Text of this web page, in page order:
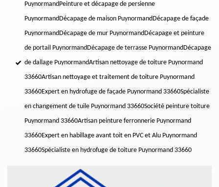
PuynormandPeinture et décapage de persienne
PuynormandDécapage de maison PuynormandDécapage de façade
PuynormandDécapage de mur PuynormandDécapage et peinture
de portail PuynormandDécapage de terrasse PuynormandDécapage
de dallage PuynormandArtisan nettoyage de toiture Puynormand
33660Artisan nettoyage et traitement de toiture Puynormand
33660Expert en hydrofuge de façade Puynormand 33660Spécialiste
en changement de tuile Puynormand 33660Société peinture toiture
Puynormand 33660Artisan peinture ferronnerie Puynormand
33660Expert en habillage avant toit en PVC et Alu Puynormand
33660Spécialiste en hydrofuge de toiture Puynormand 33660